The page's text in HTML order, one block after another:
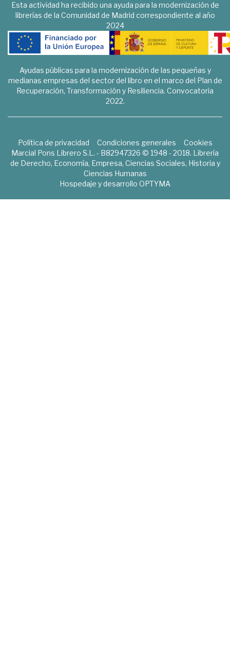
Esta actividad ha recibido una ayuda para la modernización de
librerías de la Comunidad de Madrid correspondiente al año
2024
Ayudas públicas para la modernización de las pequeñas y
medianas empresas del sector del libro en el marco del Plan de
Recuperación, Transformación y Resiliencia. Convocatoria
2022.
Política de privacidad Condiciones generales
Cookies
Marcial Pons Librero S.L. - B82947326 © 1948 - 2018. Librería
de Derecho, Economía, Empresa, Ciencias Sociales, Historia y
Ciencias Humanas
Hospedaje y desarrollo OPTYMA